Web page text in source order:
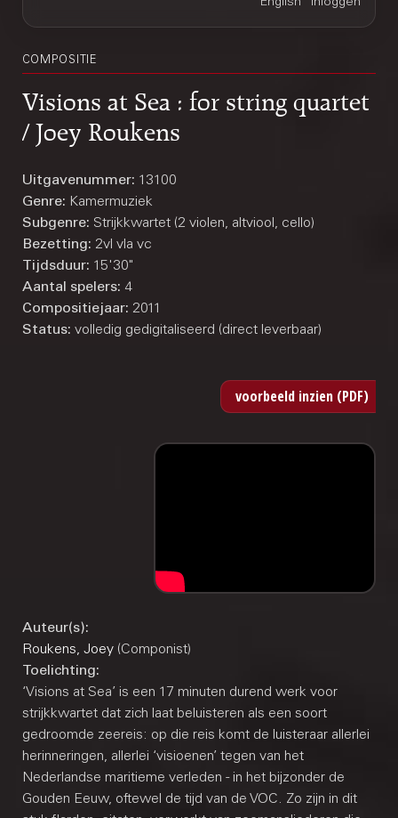
COMPOSITIE
Visions at Sea : for string quartet
/ Joey Roukens
Uitgavenummer: 13100
Genre: Kamermuziek
Subgenre: Strijkkwartet (2 violen, altviool, cello)
Bezetting: 2vl vla vc
Tijdsduur: 15'30"
Aantal spelers: 4
Compositiejaar: 2011
Status: volledig gedigitaliseerd (direct leverbaar)
Auteur(s):
Roukens, Joey(Componist)
Toelichting:
‘Visions at Sea’ is een 17 minuten durend werk voor
strijkkwartet dat zich laat beluisteren als een soort
gedroomde zeereis: op die reis komt de luisteraar allerlei
herinneringen, allerlei ‘visioenen’ tegen van het
Nederlandse maritieme verleden - in het bijzonder de
Gouden Eeuw, oftewel de tijd van de VOC. Zo zijn in dit